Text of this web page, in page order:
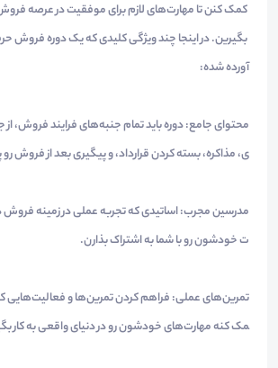
کمک کنن تا مهارت‌های لازم برای موفقیت در عرصه فروش
بگیرین. در اینجا چند ویژگی کلیدی که یک دوره فروش
آورده شده:
محتوای جامع: دوره باید تمام جنبه‌های فرایند فروش،
ی، مذاکره، بسته کردن قرارداد، و پیگیری بعد از فروش
مدرسین مجرب: اساتیدی که تجربه عملی در زمینه فروش
ت خودشون رو با شما به اشتراک بذارن.
تمرین‌های عملی: فراهم کردن تمرین‌ها و فعالیت‌هایی
مک کنه مهارت‌های خودشون رو در دنیای واقعی به کار